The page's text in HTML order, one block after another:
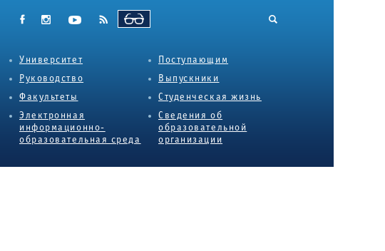
ВЕРСИЯ ДЛЯ СЛАБОВИДЯЩИХ
Университет
Руководство
Факультеты
Электронная
информационно-
образовательная среда
Поступающим
Выпускники
Студенческая жизнь
Сведения об
образовательной
организации